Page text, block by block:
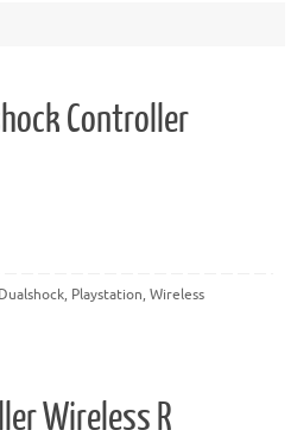
Controller
Dualshock, Playstation,Wireless
Wireless R